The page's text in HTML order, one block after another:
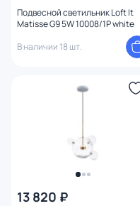
Подвесной светильник Loft It
Matisse G9 5W 10008/1P white
В наличии 18 шт.
13 820 ₽